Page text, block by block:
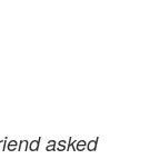
asked